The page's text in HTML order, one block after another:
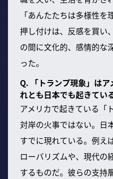
「あんたたちは多様性
押し付けは、反感を買い
の間に文化的、感情的な
った。
Q. 「トランプ現象」は
れとも日本でも起きてい
アメリカで起きている「
対岸の火事ではない。日
すでに現れている。例え
ローバリズムや、現代の
するものだ。彼らの支持